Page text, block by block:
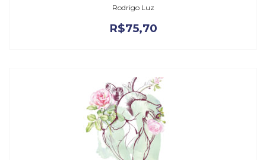
Rodrigo Luz
R$75,70